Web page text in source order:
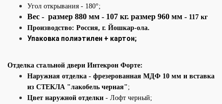
Угол открывания - 180°;
Вес - размер 880 мм - 107 кг. размер 960 мм - 117 кг
Производство: Россия, г. Йошкар-ола.
Упаковка полиэтилен + картон;
Отделка стальной двери Интекрон Форте:
Наружная отделка - фрезерованная МДФ 10 мм и вставка
из СТЕКЛА "лакобель черная";
Цвет наружной отделки - Лофт черный;